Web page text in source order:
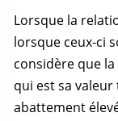
Lorsque la
lorsque ceux-ci
considère que
qui est sa
abattement